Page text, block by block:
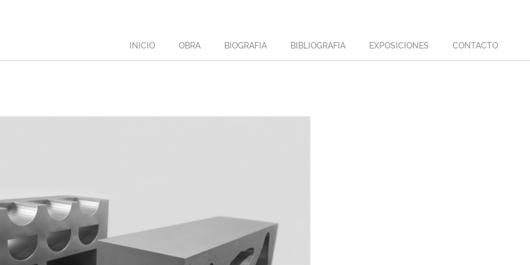
INICIO OBRA BIOGRAFIA BIBLIOGRAFIA EXPOSICIONES CONTACTO